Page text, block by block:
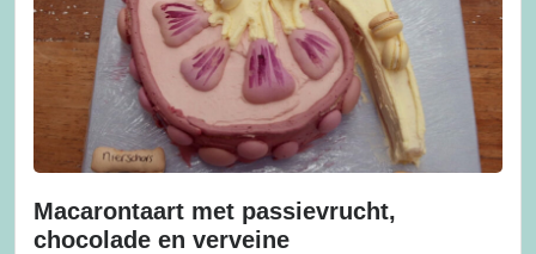
Macarontaart met passievrucht,
chocolade en verveine